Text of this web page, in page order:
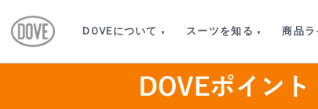
DOVEについて スーツを知る 商品